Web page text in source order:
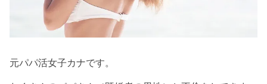
元パパ活女子カナです。